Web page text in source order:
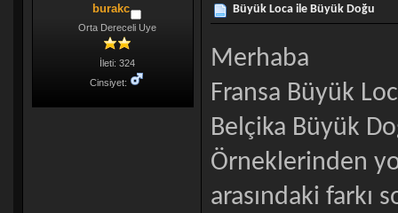
burakc
Orta Dereceli Uye
İleti: 324
Cinsiyet:
Büyük Loca ile Büyük Doğu
Merhaba
Fransa Büyük
Belçika Büyük
Örneklerinden
arasındaki farkı